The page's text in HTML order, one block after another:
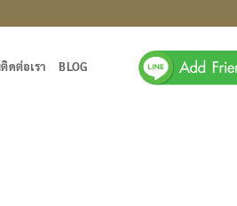
ดต่อเรา BLOG